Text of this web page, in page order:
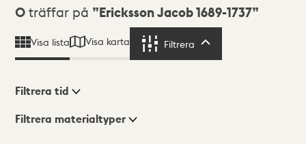
Sökresultat
0 träffar på Ericksson Jacob 1689-1737
Visa lista Visa karta Filtrera
Visningsläge
Filtrera tid
Filtrera materialtyper